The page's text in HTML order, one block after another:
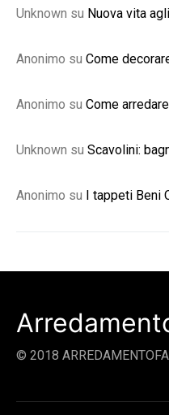
Unknown su Nuova vita
Anonimo su Come
Anonimo su Come
Unknown su Scavolini:
Anonimo su I tappeti Beni
© 2018